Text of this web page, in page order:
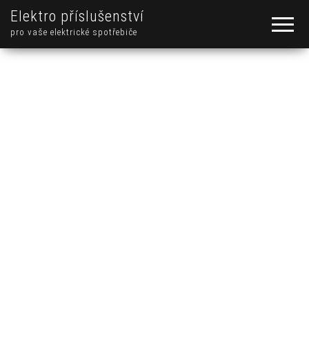
Elektro příslušenství
pro vaše elektrické spotřebiče